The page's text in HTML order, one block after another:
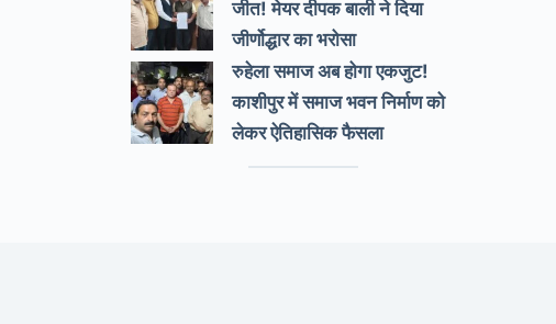
जीत! मेयर दीपक बाली ने दिया
जीर्णोद्धार का भरोसा
रुहेला समाज अब होगा एकजुट!
काशीपुर में समाज भवन निर्माण को
लेकर ऐतिहासिक फैसला